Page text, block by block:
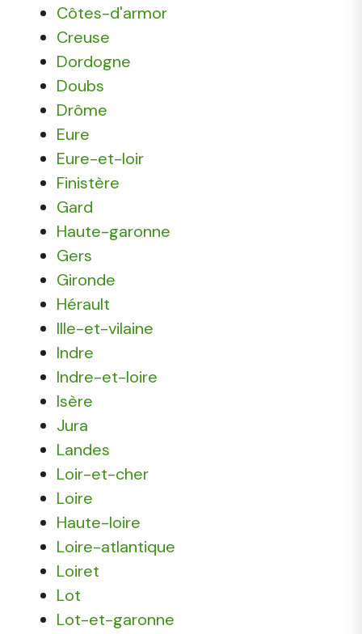
Côtes-d'armor
Creuse
Dordogne
Doubs
Drôme
Eure
Eure-et-loir
Finistère
Gard
Haute-garonne
Gers
Gironde
Hérault
Ille-et-vilaine
Indre
Indre-et-loire
Isère
Jura
Landes
Loir-et-cher
Loire
Haute-loire
Loire-atlantique
Loiret
Lot
Lot-et-garonne